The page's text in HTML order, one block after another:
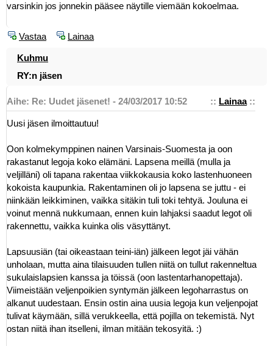
varsinkin jos jonnekin pääsee näytille viemään kokoelmaa.
Vastaa Lainaa
Kuhmu
RY:n jäsen
:: Lainaa::
Aihe: Re: Uudet jäsenet! - 24/03/2017 10:52
Uusi jäsen ilmoittautuu!
Oon kolmekymppinen nainen Varsinais-Suomesta ja oon
rakastanut legoja koko elämäni. Lapsena meillä (mulla ja
veljilläni) oli tapana rakentaa viikkokausia koko lastenhuoneen
kokoista kaupunkia. Rakentaminen oli jo lapsena se juttu - ei
niinkään leikkiminen, vaikka sitäkin tuli toki tehtyä. Jouluna ei
voinut mennä nukkumaan, ennen kuin lahjaksi saadut legot oli
rakennettu, vaikka kuinka olis väsyttänyt.
Lapsuusiän (tai oikeastaan teini-iän) jälkeen legot jäi vähän
unholaan, mutta aina tilaisuuden tullen niitä on tullut rakenneltua
sukulaislapsien kanssa ja töissä (oon lastentarhanopettaja).
Viimeistään veljenpoikien syntymän jälkeen legoharrastus on
alkanut uudestaan. Ensin ostin aina uusia legoja kun veljenpojat
tulivat käymään, sillä verukkeella, että pojilla on tekemistä. Nyt
ostan niitä ihan itselleni, ilman mitään tekosyitä. :)